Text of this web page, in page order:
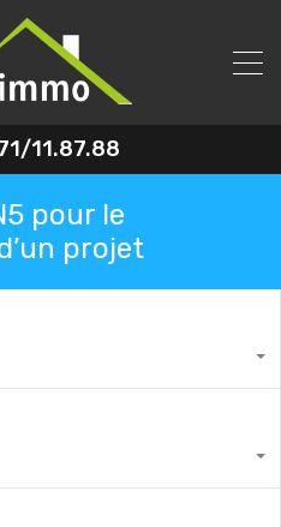
11.87.88
pour le
projet